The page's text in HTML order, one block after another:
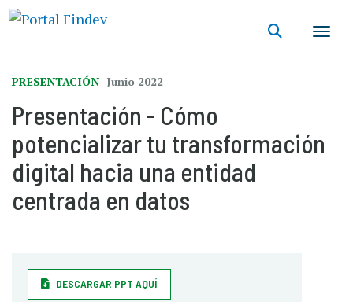
PRESENTACIÓN Junio 2022
Presentación - Cómo
potencializar tu transformación
digital hacia una entidad
centrada en datos
DESCARGAR PPT AQUÍ